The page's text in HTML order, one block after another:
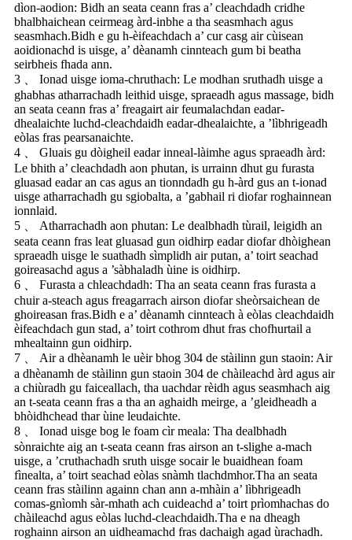
dìon-aodion: Bidh an seata ceann fras a’ cleachdadh cridhe
bhalbhaichean ceirmeag àrd-inbhe a tha seasmhach agus
seasmhach.Bidh e gu h-èifeachdach a’ cur casg air cùisean
aoidionachd is uisge, a’ dèanamh cinnteach gum bi beatha
seirbheis fhada ann.
3 、 Ionad uisge ioma-chruthach: Le modhan sruthadh uisge a
ghabhas atharrachadh leithid uisge, spraeadh agus massage, bidh
an seata ceann fras a’ freagairt air feumalachdan eadar-
dhealaichte luchd-cleachdaidh eadar-dhealaichte, a ’lìbhrigeadh
eòlas fras pearsanaichte.
4 、 Gluais gu dòigheil eadar inneal-làimhe agus spraeadh àrd:
Le bhith a’ cleachdadh aon phutan, is urrainn dhut gu furasta
gluasad eadar an cas agus an tionndadh gu h-àrd gus an t-ionad
uisge atharrachadh gu sgiobalta, a ’gabhail ri diofar roghainnean
ionnlaid.
5 、 Atharrachadh aon phutan: Le dealbhadh tùrail, leigidh an
seata ceann fras leat gluasad gun oidhirp eadar diofar dhòighean
spraeadh uisge le suathadh sìmplidh air putan, a’ toirt seachad
goireasachd agus a ’sàbhaladh ùine is oidhirp.
6 、 Furasta a chleachdadh: Tha an seata ceann fras furasta a
chuir a-steach agus freagarrach airson diofar sheòrsaichean de
ghoireasan fras.Bidh e a’ dèanamh cinnteach à eòlas cleachdaidh
èifeachdach gun stad, a’ toirt cothrom dhut fras chofhurtail a
mhealtainn gun oidhirp.
7 、 Air a dhèanamh le uèir bhog 304 de stàilinn gun staoin: Air
a dhèanamh de stàilinn gun staoin 304 de chàileachd àrd agus air
a chiùradh gu faiceallach, tha uachdar rèidh agus seasmhach aig
an t-seata ceann fras a tha an aghaidh meirge, a ’gleidheadh ​​​​a
bhòidhchead thar ùine leudaichte.
8 、 Ionad uisge bog le foam cìr meala: Tha dealbhadh
sònraichte aig an t-seata ceann fras airson an t-slighe a-mach
uisge, a ’cruthachadh sruth uisge socair le buaidhean foam
fìnealta, a’ toirt seachad eòlas snàmh tlachdmhor.Tha an seata
ceann fras stàilinn againn chan ann a-mhàin a’ lìbhrigeadh
comas-gnìomh sàr-mhath ach cuideachd a’ toirt prìomhachas do
chàileachd agus eòlas luchd-cleachdaidh.Tha e na dheagh
roghainn airson an uidheamachd fras dachaigh agad ùrachadh.